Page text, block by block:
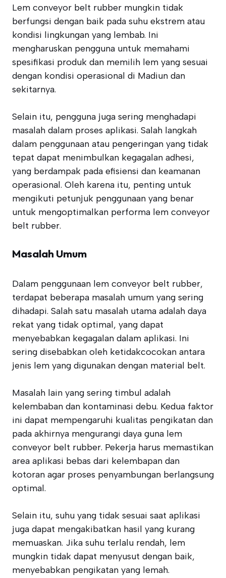
Lem conveyor belt rubber mungkin tidak
berfungsi dengan baik pada suhu ekstrem atau
kondisi lingkungan yang lembab. Ini
mengharuskan pengguna untuk memahami
spesifikasi produk dan memilih lem yang sesuai
dengan kondisi operasional di Madiun dan
sekitarnya.
Selain itu, pengguna juga sering menghadapi
masalah dalam proses aplikasi. Salah langkah
dalam penggunaan atau pengeringan yang tidak
tepat dapat menimbulkan kegagalan adhesi,
yang berdampak pada efisiensi dan keamanan
operasional. Oleh karena itu, penting untuk
mengikuti petunjuk penggunaan yang benar
untuk mengoptimalkan performa lem conveyor
belt rubber.
Masalah Umum
Dalam penggunaan lem conveyor belt rubber,
terdapat beberapa masalah umum yang sering
dihadapi. Salah satu masalah utama adalah daya
rekat yang tidak optimal, yang dapat
menyebabkan kegagalan dalam aplikasi. Ini
sering disebabkan oleh ketidakcocokan antara
jenis lem yang digunakan dengan material belt.
Masalah lain yang sering timbul adalah
kelembaban dan kontaminasi debu. Kedua faktor
ini dapat mempengaruhi kualitas pengikatan dan
pada akhirnya mengurangi daya guna lem
conveyor belt rubber. Pekerja harus memastikan
area aplikasi bebas dari kelembapan dan
kotoran agar proses penyambungan berlangsung
optimal.
Selain itu, suhu yang tidak sesuai saat aplikasi
juga dapat mengakibatkan hasil yang kurang
memuaskan. Jika suhu terlalu rendah, lem
mungkin tidak dapat menyusut dengan baik,
menyebabkan pengikatan yang lemah.